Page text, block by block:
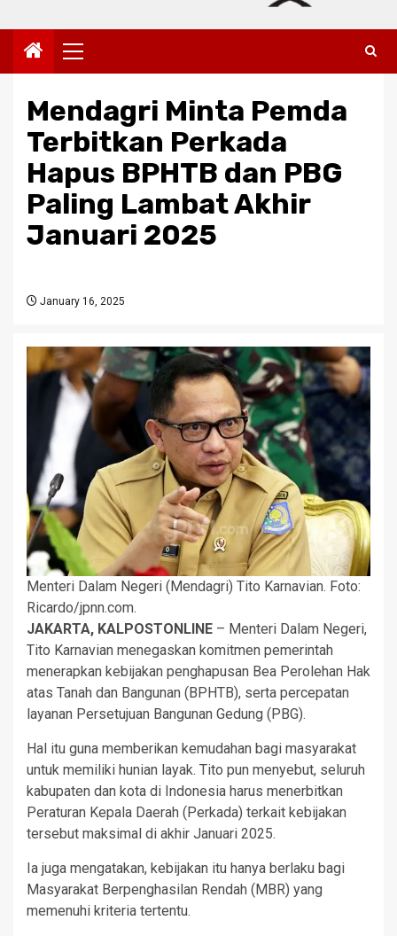
Primary
Menu
Mendagri Minta Pemda
Terbitkan Perkada
Hapus BPHTB dan PBG
Paling Lambat Akhir
Januari 2025
January 16, 2025
Menteri Dalam Negeri (Mendagri) Tito Karnavian. Foto:
Ricardo/jpnn.com.
JAKARTA, KALPOSTONLINE – Menteri Dalam Negeri,
Tito Karnavian menegaskan komitmen pemerintah
menerapkan kebijakan penghapusan Bea Perolehan Hak
atas Tanah dan Bangunan (BPHTB), serta percepatan
layanan Persetujuan Bangunan Gedung (PBG).
Hal itu guna memberikan kemudahan bagi masyarakat
untuk memiliki hunian layak. Tito pun menyebut, seluruh
kabupaten dan kota di Indonesia harus menerbitkan
Peraturan Kepala Daerah (Perkada) terkait kebijakan
tersebut maksimal di akhir Januari 2025.
Ia juga mengatakan, kebijakan itu hanya berlaku bagi
Masyarakat Berpenghasilan Rendah (MBR) yang
memenuhi kriteria tertentu.